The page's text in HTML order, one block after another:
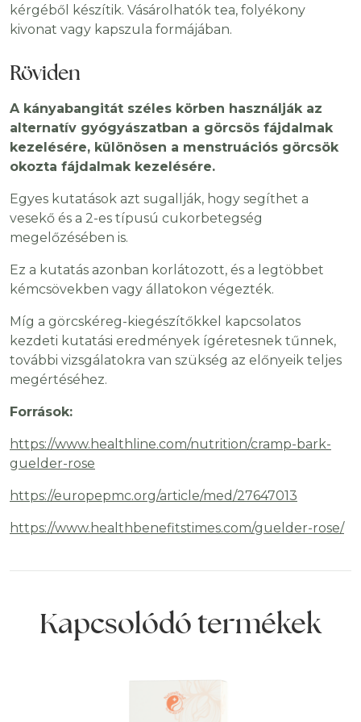
kérgéből készítik. Vásárolhatók tea, folyékony
kivonat vagy kapszula formájában.
Röviden
A kányabangitát széles körben használják az
alternatív gyógyászatban a görcsös fájdalmak
kezelésére, különösen a menstruációs görcsök
okozta fájdalmak kezelésére.
Egyes kutatások azt sugallják, hogy segíthet a
vesekő és a 2-es típusú cukorbetegség
megelőzésében is.
Ez a kutatás azonban korlátozott, és a legtöbbet
kémcsövekben vagy állatokon végezték.
Míg a görcskéreg-kiegészítőkkel kapcsolatos
kezdeti kutatási eredmények ígéretesnek tűnnek,
további vizsgálatokra van szükség az előnyeik teljes
megértéséhez.
Források:
https://www.healthline.com/nutrition/cramp-bark-
guelder-rose
https://europepmc.org/article/med/27647013
https://www.healthbenefitstimes.com/guelder-rose/
Kapcsolódó termékek